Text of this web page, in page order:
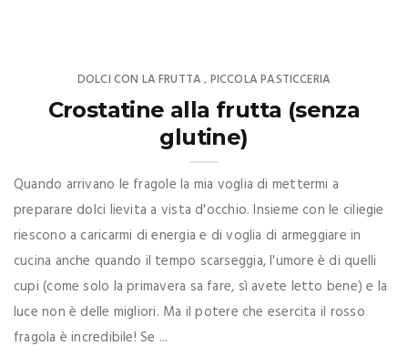
DOLCI CON LA FRUTTA , PICCOLA PASTICCERIA
Crostatine alla frutta (senza
glutine)
Quando arrivano le fragole la mia voglia di mettermi a
preparare dolci lievita a vista d'occhio. Insieme con le ciliegie
riescono a caricarmi di energia e di voglia di armeggiare in
cucina anche quando il tempo scarseggia, l'umore è di quelli
cupi (come solo la primavera sa fare, sì avete letto bene) e la
luce non è delle migliori. Ma il potere che esercita il rosso
fragola è incredibile! Se ...